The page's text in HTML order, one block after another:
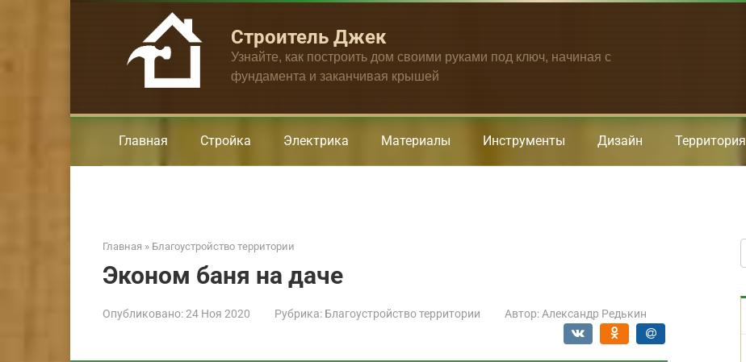
Строитель Джек
Узнайте, как построить дом своими руками под ключ, начиная с
фундамента и заканчивая крышей
Главная Стройка Электрика Материалы Инструменты Дизайн Территория
Главная » Благоустройство территории
Эконом баня на даче
Опубликовано:24 Ноя 2020 Рубрика: Благоустройство территории Автор: Александр Редькин